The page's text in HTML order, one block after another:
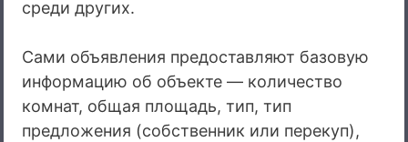
среди других.
Сами объявления предоставляют базовую
информацию об объекте — количество
комнат, общая площадь, тип, тип
предложения (собственник или перекуп),